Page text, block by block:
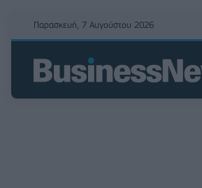
Παρασκευή, 7 Αυγούστου 2026